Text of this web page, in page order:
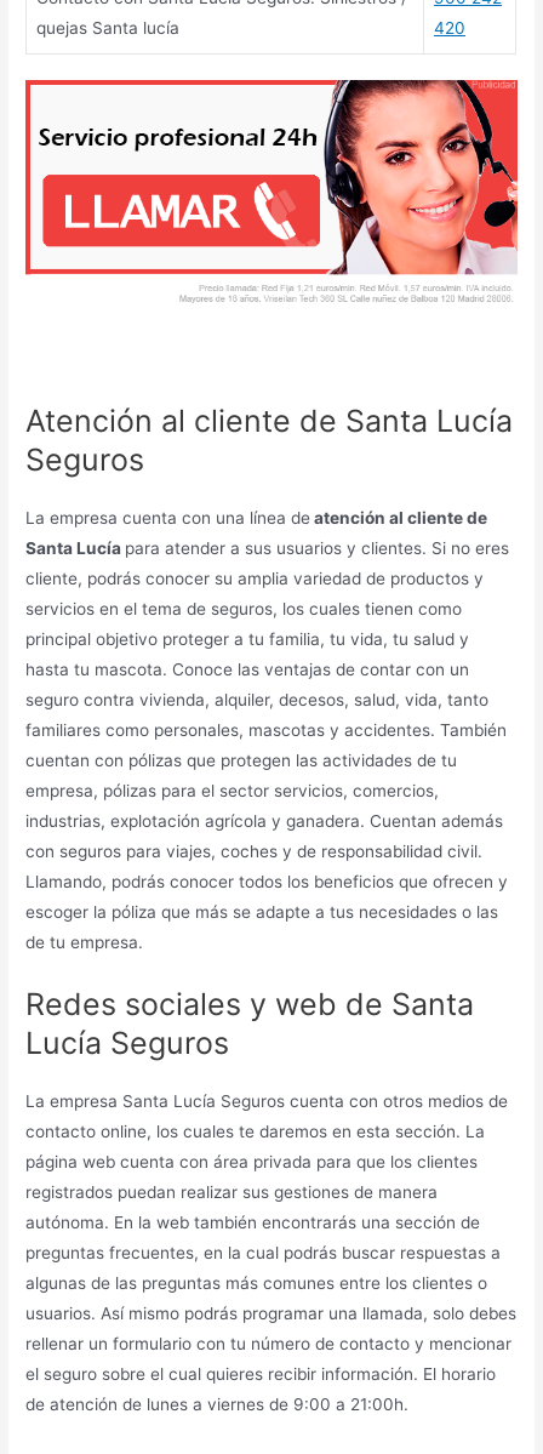
quejas Santa lucía
420
Atención al cliente de Santa Lucía
Seguros
La empresa cuenta con una línea deatención al cliente de
Santa Lucía para atender a sus usuarios y clientes. Si no eres
cliente, podrás conocer su amplia variedad de productos y
servicios en el tema de seguros, los cuales tienen como
principal objetivo proteger a tu familia, tu vida, tu salud y
hasta tu mascota. Conoce las ventajas de contar con un
seguro contra vivienda, alquiler, decesos, salud, vida, tanto
familiares como personales, mascotas y accidentes. También
cuentan con pólizas que protegen las actividades de tu
empresa, pólizas para el sector servicios, comercios,
industrias, explotación agrícola y ganadera. Cuentan además
con seguros para viajes, coches y de responsabilidad civil.
Llamando, podrás conocer todos los beneficios que ofrecen y
escoger la póliza que más se adapte a tus necesidades o las
de tu empresa.
Redes sociales y web de Santa
Lucía Seguros
La empresa Santa Lucía Seguros cuenta con otros medios de
contacto online, los cuales te daremos en esta sección. La
página web cuenta con área privada para que los clientes
registrados puedan realizar sus gestiones de manera
autónoma. En la web también encontrarás una sección de
preguntas frecuentes, en la cual podrás buscar respuestas a
algunas de las preguntas más comunes entre los clientes o
usuarios. Así mismo podrás programar una llamada, solo debes
rellenar un formulario con tu número de contacto y mencionar
el seguro sobre el cual quieres recibir información. El horario
de atención de lunes a viernes de 9:00 a 21:00h.